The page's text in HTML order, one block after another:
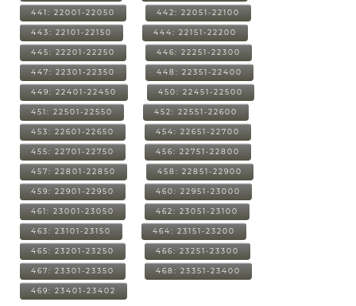
441: 22001-22050 442: 22051-22100
443: 22101-22150 444: 22151-22200
445: 22201-22250 446: 22251-22300
447: 22301-22350 448: 22351-22400
449: 22401-22450 450: 22451-22500
451: 22501-22550 452: 22551-22600
453: 22601-22650 454: 22651-22700
455: 22701-22750 456: 22751-22800
457: 22801-22850 458: 22851-22900
459: 22901-22950 460: 22951-23000
461: 23001-23050 462: 23051-23100
463: 23101-23150 464: 23151-23200
465: 23201-23250 466: 23251-23300
467: 23301-23350 468: 23351-23400
469: 23401-23402